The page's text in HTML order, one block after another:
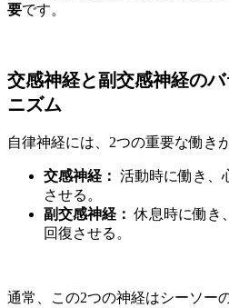
要です。
交感神経と副交感神経の
ニズム
自律神経には、2つの重要な働き
交感神経： 活動時に働き、
させる。
副交感神経： 休息時に働き
回復させる。
通常、この2つの神経はシーソー